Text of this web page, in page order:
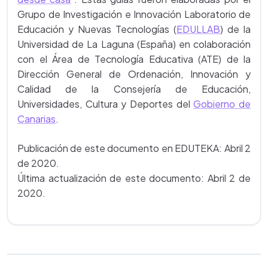
Grupo de Investigación e Innovación Laboratorio de
Educación y Nuevas Tecnologías (EDULLAB) de la
Universidad de La Laguna (España) en colaboración
con el Área de Tecnología Educativa (ATE) de la
Dirección General de Ordenación, Innovación y
Calidad de la Consejería de Educación,
Universidades, Cultura y Deportes delGobierno de
Canarias.
Publicación de este documento en EDUTEKA: Abril 2
de 2020.
Última actualización de este documento: Abril 2 de
2020.